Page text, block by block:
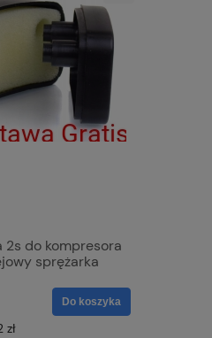
do kompresora
sprężarka
zł
Do koszyka